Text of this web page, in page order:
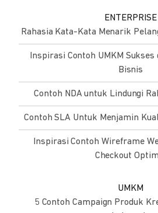
ENTERPRISE
Rahasia Kata-Kata Menarik
Inspirasi Contoh UMKM
Bisnis
Contoh NDA untuk Lindungi
Contoh SLA Untuk Menjamin
Inspirasi Contoh Wireframe
Checkout
UMKM
5 Contoh Campaign Produk